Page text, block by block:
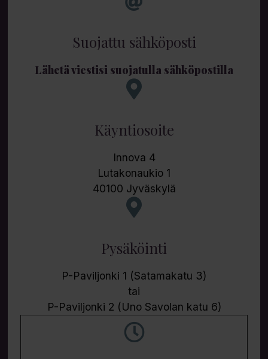
Suojattu sähköposti
Lähetä viestisi suojatulla sähköpostilla
Käyntiosoite
Innova 4
Lutakonaukio 1
40100 Jyväskylä
Pysäköinti
P-Paviljonki 1 (Satamakatu 3)
tai
P-Paviljonki 2 (Uno Savolan katu 6)